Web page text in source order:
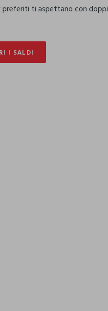
preferiti ti aspettano con doppi
I SALDI
I SALDI